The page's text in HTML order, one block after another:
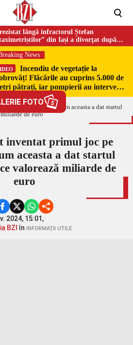
lângă infractorul Ștefan
din Iași a divorţat după
News
Incendiu de vegetație la
Flăcările au cuprins 5.000 de
pătrați, iar pompierii au intervenit
FOTO 5
inventat primul joc pe
aceasta a dat startul
valorează miliarde de
euro
2024, 15:01,
BZI în INFORMAȚII UTILE